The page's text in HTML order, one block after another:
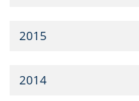
2015
2014